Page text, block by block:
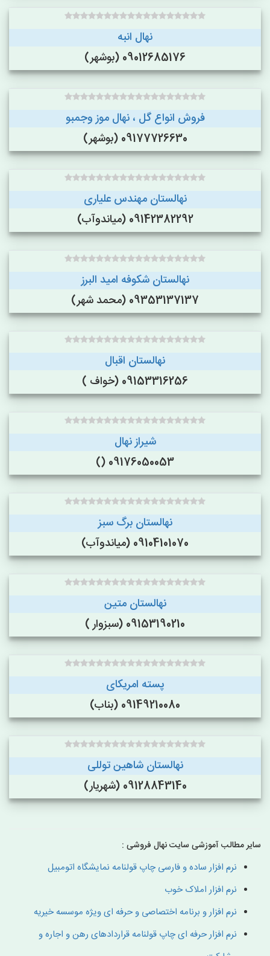
نهال انبه
09012685176 (بوشهر)
فروش انواع گل ، نهال موز وجمبو
09177726630 (بوشهر)
نهالستان مهندس علیاری
09142382292 (میاندوآب)
نهالستان شکوفه امید البرز
09353137137 (محمد شهر)
نهالستان اقبال
09153316256 (خواف )
شیراز نهال
09176050053 ()
نهالستان برگ سبز
09104101070 (میاندوآب)
نهالستان متین
09153190210 (سبزوار )
پسته امریکای
09149210080 (بناب)
نهالستان شاهین توللی
09128843140 (شهریار)
سایر مطالب آموزشی سایت نهال فروشی :
نرم افزار ساده و فارسی چاپ قولنامه نمایشگاه اتومبیل
نرم افزار املاک خوب
نرم افزار و برنامه اختصاصی و حرفه ای ویژه موسسه خیریه
نرم افزار حرفه ای چاپ قولنامه قراردادهای رهن و اجاره و